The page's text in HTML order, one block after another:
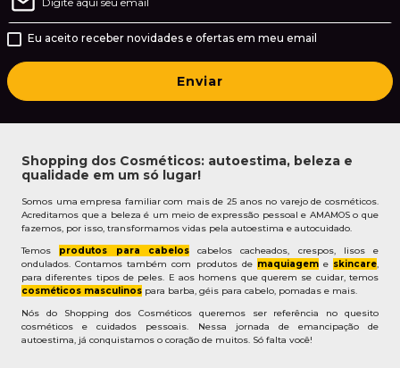
Eu aceito receber novidades e ofertas em meu email
Enviar
Shopping dos Cosméticos: autoestima, beleza e
qualidade em um só lugar!
Somos uma empresa familiar com mais de 25 anos no varejo de cosméticos.
Acreditamos que a beleza é um meio de expressão pessoal e AMAMOS o que
fazemos, por isso, transformamos vidas pela autoestima e autocuidado.
Temos produtos para cabeloscabelos cacheados, crespos, lisos e
ondulados. Contamos também com produtos de maquiageme skincare,
para diferentes tipos de peles. E aos homens que querem se cuidar, temos
cosméticos masculinos para barba, géis para cabelo, pomadas e mais.
Nós do Shopping dos Cosméticos queremos ser referência no quesito
cosméticos e cuidados pessoais. Nessa jornada de emancipação de
autoestima, já conquistamos o coração de muitos. Só falta você!